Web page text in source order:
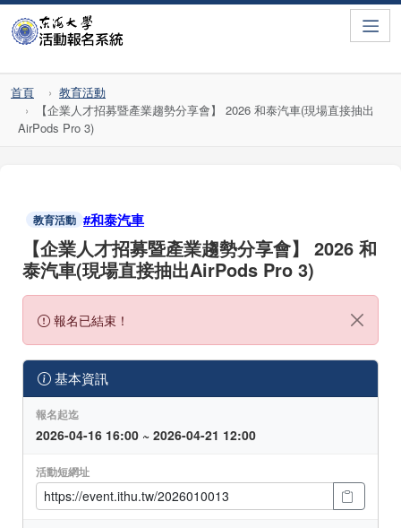
首頁
教育活動
【企業人才招募暨產業趨勢分享會】 2026 和泰汽車(現場直接抽出
AirPods Pro 3)
教育活動 #和泰汽車
【企業人才招募暨產業趨勢分享會】 2026 和
泰汽車(現場直接抽出AirPods Pro 3)
報名已結束！
基本資訊
報名起迄
2026-04-16 16:00 ~ 2026-04-21 12:00
活動短網址